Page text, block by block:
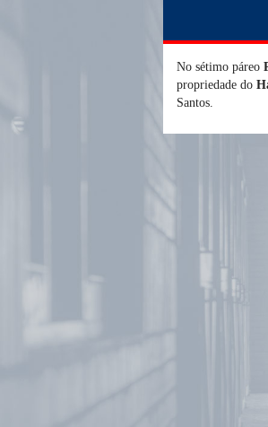
No sétimo páreo
propriedade do
Santos.